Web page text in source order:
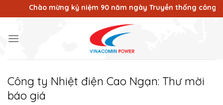
qua
dung
Chào mừng kỷ niệm 90 năm ngày Truyền thống công nhân
Công ty Nhiệt điện Cao Ngạn: Thư mời
báo giá